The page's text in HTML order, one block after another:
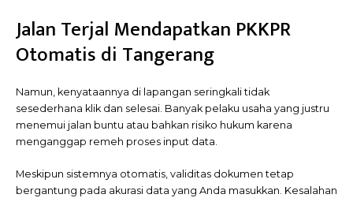
Jalan Terjal Mendapatkan PKKPR
Otomatis di Tangerang
Namun, kenyataannya di lapangan seringkali tidak
sesederhana klik dan selesai. Banyak pelaku usaha yang justru
menemui jalan buntu atau bahkan risiko hukum karena
menganggap remeh proses input data.
Meskipun sistemnya otomatis, validitas dokumen tetap
bergantung pada akurasi data yang Anda masukkan. Kesalahan